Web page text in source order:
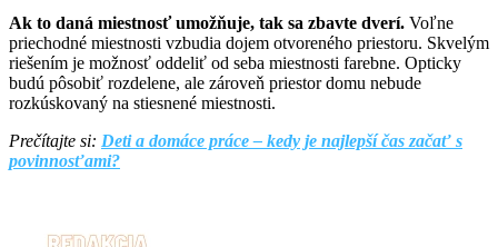
Ak to daná miestnosť umožňuje, tak sa zbavte dverí. Voľne
priechodné miestnosti vzbudia dojem otvoreného priestoru. Skvelým
riešením je možnosť oddeliť od seba miestnosti farebne. Opticky
budú pôsobiť rozdelene, ale zároveň priestor domu nebude
rozkúskovaný na stiesnené miestnosti.
Prečítajte si: Deti a domáce práce – kedy je najlepší čas začať s
povinnosťami?